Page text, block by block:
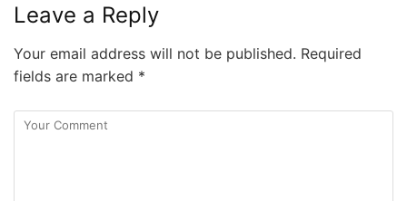
Leave a Reply
Your email address will not be published. Required
fields are marked *